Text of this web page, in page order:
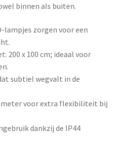
binnen als buiten.
lampjes zorgen voor een
200 x 100 cm; ideaal voor
subtiel wegvalt in de
meter voor extra flexibiliteit bij
dankzij de IP44